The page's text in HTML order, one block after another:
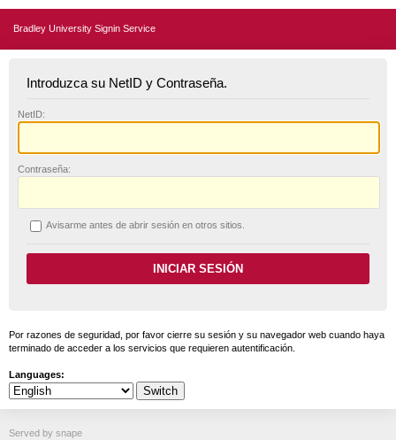
Bradley University Signin Service
Introduzca su NetID y Contraseña.
NetID:
Contraseña:
Avisarme antes de abrir sesión en otros sitios.
Por razones de seguridad, por favor cierre su sesión y su navegador web cuando haya
terminado de acceder a los servicios que requieren autentificación.
Languages:
Served by snape